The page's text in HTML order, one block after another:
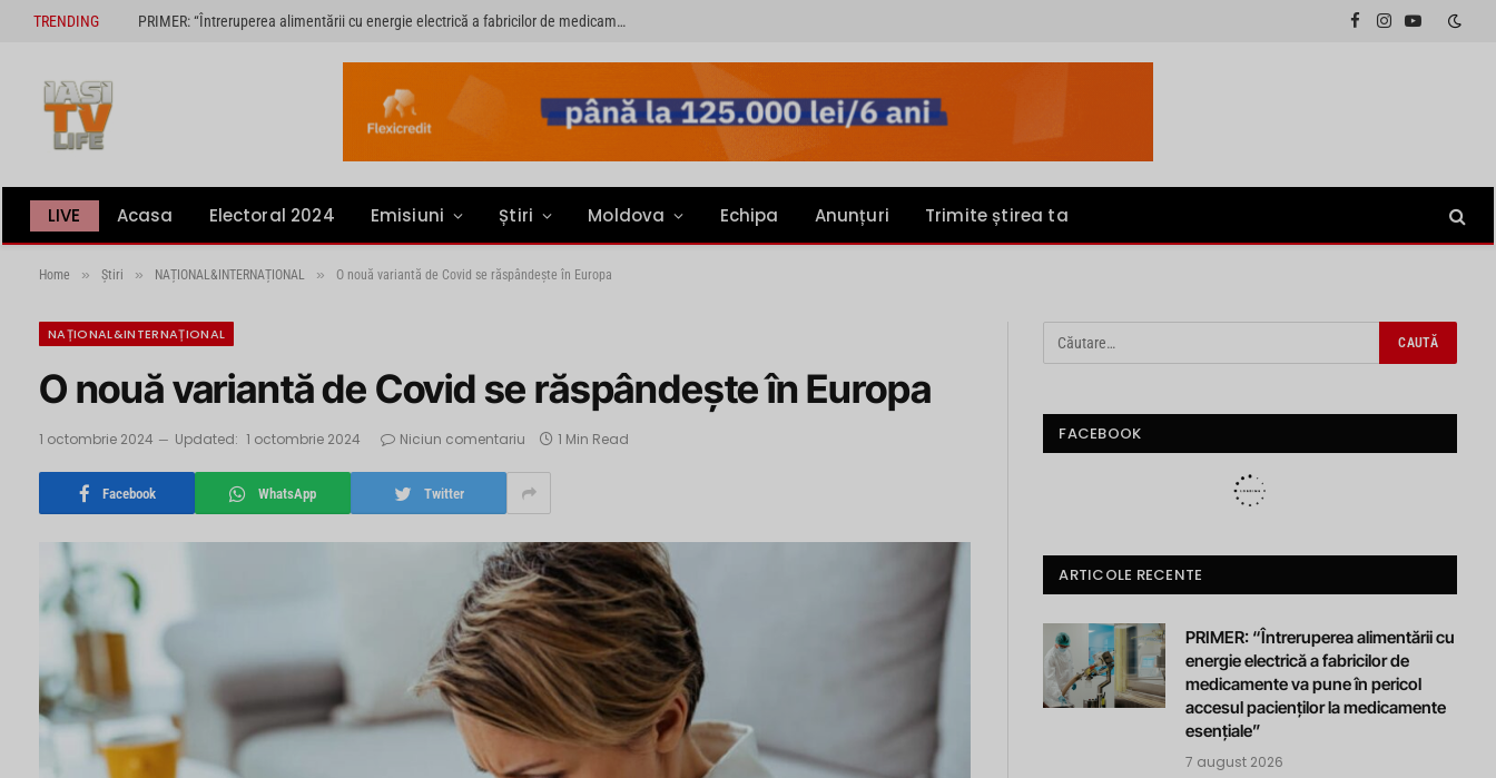
TRENDING PRIMER: “Întreruperea alimentării cu energie electrică a fabricilor de medicamente va pune în pericol accesul pacienților la medicamente esențiale”
Facebook
InstagramYouTube
LIVE Acasa Electoral 2024 Emisiuni Știri Moldova Echipa Anunțuri Trimite știrea ta
Home » Știri » NAȚIONAL&INTERNAȚIONAL » O nouă variantă de Covid se răspândește în Europa
NAȚIONAL&INTERNAȚIONAL
O nouă variantă de Covid se răspândește în Europa
1 octombrie 2024 Updated: 1 octombrie 2024 Niciun comentariu 1 Min Read
Facebook WhatsApp Twitter
FACEBOOK
ARTICOLE RECENTE
PRIMER: “Întreruperea alimentării cu
energie electrică a fabricilor de
medicamente va pune în pericol
accesul pacienților la medicamente
esențiale”
7 august 2026